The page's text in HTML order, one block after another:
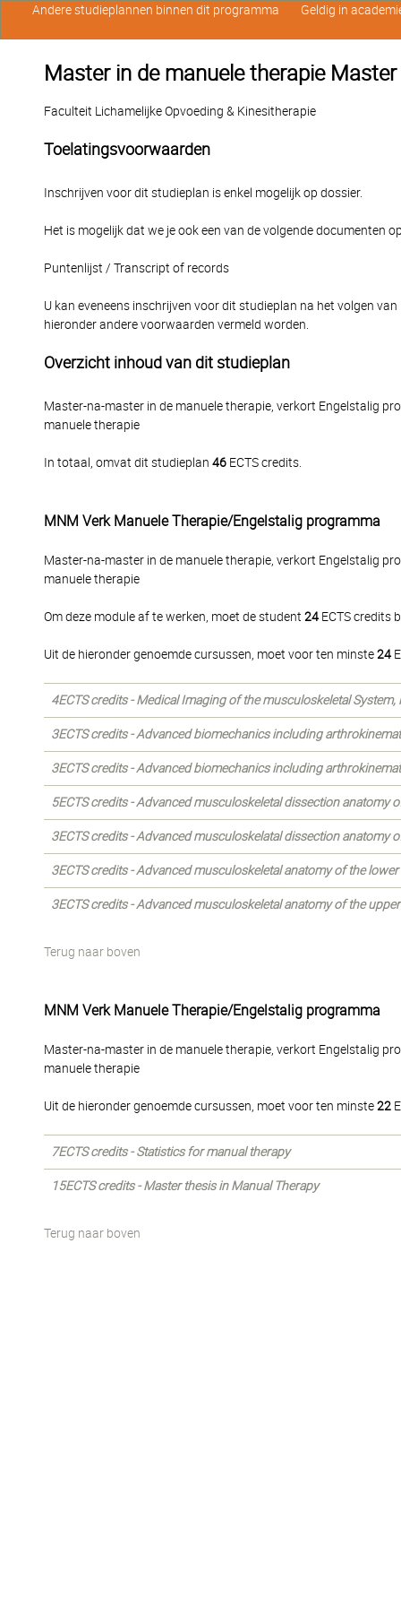
Master in de manuele therapie
Faculteit Lichamelijke Opvoeding & Kinesitherapie
Toelatingsvoorwaarden
Inschrijven voor dit studieplan is enkel mogelijk op dossier.
Het is mogelijk dat we je ook een van de volgende documenten
Puntenlijst / Transcript of records
U kan eveneens inschrijven voor dit studieplan na het volgen
hieronder andere voorwaarden vermeld worden.
Overzicht inhoud van dit studieplan
Master-na-master in de manuele therapie, verkort Engelstalig
manuele therapie
In totaal, omvat dit studieplan 46 ECTS credits.
MNM Verk Manuele Therapie/Engelstalig programma
Master-na-master in de manuele therapie, verkort Engelstalig
manuele therapie
Om deze module af te werken, moet de student 24 ECTS credits
Uit de hieronder genoemde cursussen, moet voor ten minste24
4ECTS credits - Medical Imaging of the musculoskeletal
3ECTS credits - Advanced biomechanics including
3ECTS credits - Advanced biomechanics including
5ECTS credits - Advanced musculoskeletal dissection anatomy
3ECTS credits - Advanced musculoskelatal dissection anatomy
3ECTS credits - Advanced musculoskeletal anatomy of the
3ECTS credits - Advanced musculoskeletal anatomy of the
Terug naar boven
MNM Verk Manuele Therapie/Engelstalig programma
Master-na-master in de manuele therapie, verkort Engelstalig
manuele therapie
Uit de hieronder genoemde cursussen, moet voor ten minste22
7ECTS credits - Statistics for manual therapy
15ECTS credits - Master thesis in Manual Therapy
Terug naar boven
Andere studieplannen binnen dit programma Geldig in